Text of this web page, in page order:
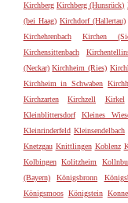
Kirchberg Kirchberg (Hunsrück)
(bei Haag) Kirchdorf (Hallertau)
Kirchehrenbach
Kirchen
Kirchensittenbach
(Neckar) Kirchheim (Ries)
Kirchheim in Schwaben
Kirchzarten
Kirchzell Kirkel
Kleinblittersdorf
Kleines
Kleinrinderfeld Kleinsendelbach
Knetzgau Knittlingen Koblenz
Kolbingen
Kolitzheim
(Bayern)
Königsbronn
Königsmoos Königstein